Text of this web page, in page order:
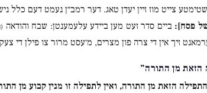
צייט מוז זיין יעדן טאג. דער רמב״ן נעמט דעם כלל
פסח]: ביים סדר זעט מען ביידע עלעמענטן: שבח והודאה
זיך אין די צרה פון מצרים, מ׳עסט מרור צו פילן די
הזאת מן התורה”
הזאת מן התורה, ואין לתפילה זו מנין קבוע מן